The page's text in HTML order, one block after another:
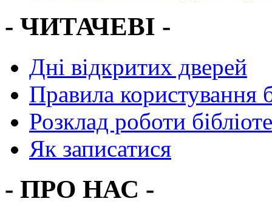
- ЧИТАЧЕВІ -
Дні відкритих дверей
Правила користування
Розклад роботи
Як записатися
- ПРО НАС -